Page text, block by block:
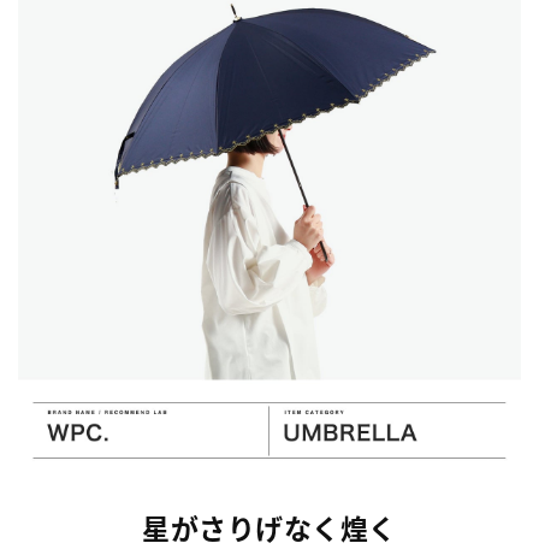
星がさりげなく煌く